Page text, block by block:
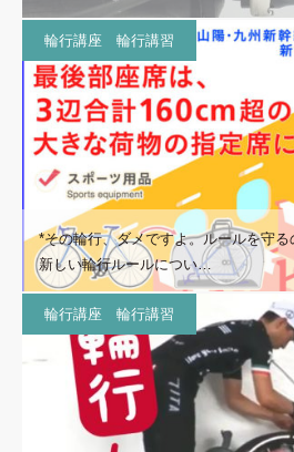
輪行講座 輪行講習
*その輪行、ダメですよ。ルールを守
新しい輪行ルールについ…
輪行講座 輪行講習